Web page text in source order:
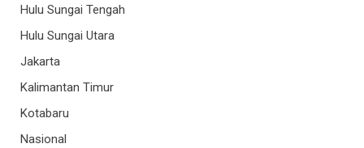
Hulu Sungai Tengah
Hulu Sungai Utara
Jakarta
Kalimantan Timur
Kotabaru
Nasional